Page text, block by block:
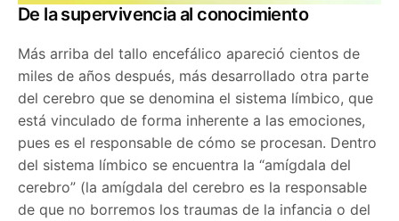
De la supervivencia al conocimiento
Más arriba del tallo encefálico apareció cientos de
miles de años después, más desarrollado otra parte
del cerebro que se denomina el sistema límbico, que
está vinculado de forma inherente a las emociones,
pues es el responsable de cómo se procesan. Dentro
del sistema límbico se encuentra la “amígdala del
cerebro” (la amígdala del cerebro es la responsable
de que no borremos los traumas de la infancia o del